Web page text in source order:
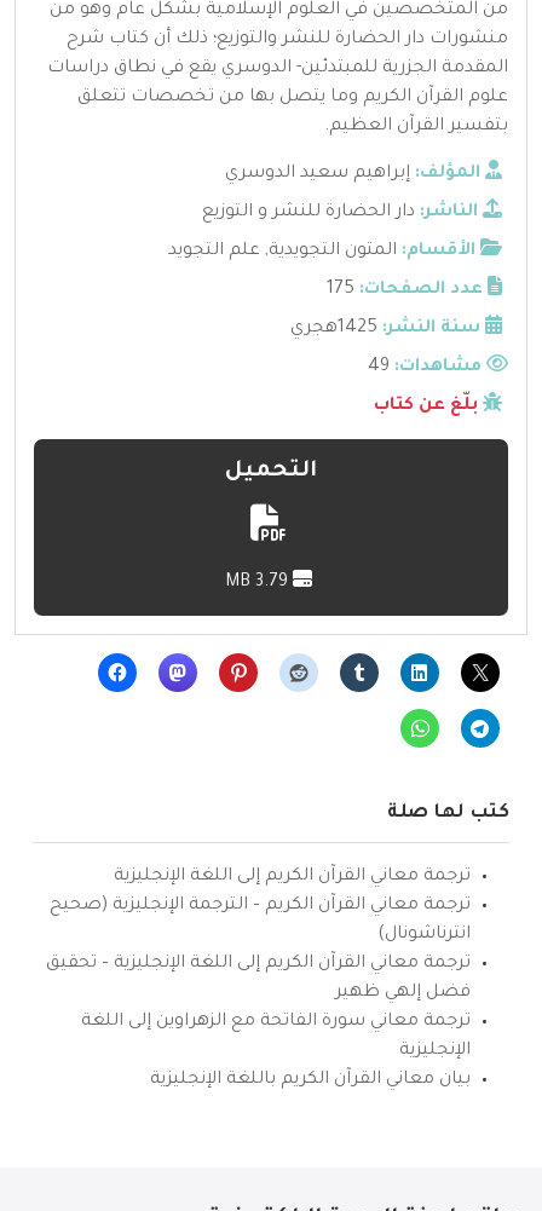
من المتخصصين في العلوم الإسلامية بشكل عام وهو من
منشورات دار الحضارة للنشر والتوزيع؛ ذلك أن كتاب شرح
المقدمة الجزرية للمبتدئين- الدوسري يقع في نطاق دراسات
علوم القرآن الكريم وما يتصل بها من تخصصات تتعلق
بتفسير القرآن العظيم.
المؤلف: إبراهيم سعيد الدوسري
الناشر: دار الحضارة للنشر و التوزيع
الأقسام: المتون التجويدية, علم التجويد
عدد الصفحات: 175
سنة النشر: 1425هجري
مشاهدات:
بلّغ عن كتاب
التحميل
كتب لها صلة
ترجمة معاني القرآن الكريم إلى اللغة الإنجليزية
ترجمة معاني القرآن الكريم – الترجمة الإنجليزية (صحيح
انترناشونال)
ترجمة معاني القرآن الكريم إلى اللغة الإنجليزية – تحقيق
فضل إلهي ظهير
ترجمة معاني سورة الفاتحة مع الزهراوين إلى اللغة
الإنجليزية
بيان معاني القرآن الكريم باللغة الإنجليزية